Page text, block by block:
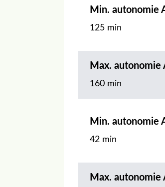
Min. autonomie
125 min
Max. autonomie
160 min
Min. autonomie
42 min
Max. autonomie